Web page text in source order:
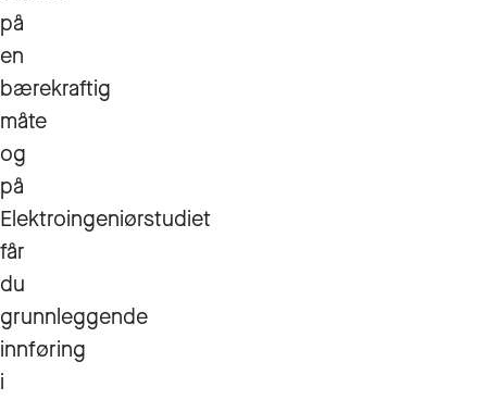
på
en
bærekraftig
måte
og
på
Elektroingeniørstudiet
får
du
grunnleggende
innføring
i